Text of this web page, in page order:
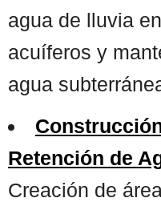
agua de lluvia
acuíferos y
agua
Retención de
Creación de